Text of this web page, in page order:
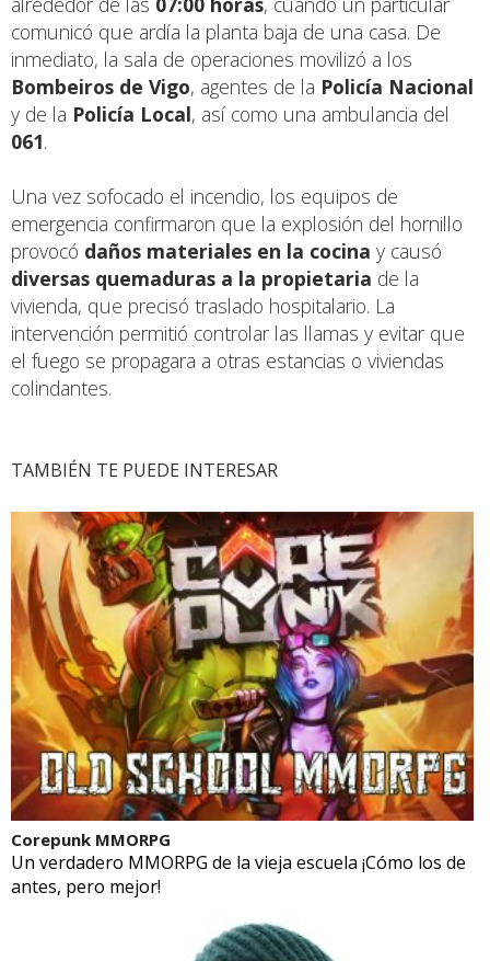
comunicó que ardía la planta baja de una casa. De
inmediato, la sala de operaciones movilizó a los
Bombeiros de Vigo, agentes de la Policía Nacional
y de la Policía Local, así como una ambulancia del
061.
Una vez sofocado el incendio, los equipos de
emergencia confirmaron que la explosión del hornillo
provocó daños materiales en la cocina y causó
diversas quemaduras a la propietaria de la
vivienda, que precisó traslado hospitalario. La
intervención permitió controlar las llamas y evitar que
el fuego se propagara a otras estancias o viviendas
colindantes.
TAMBIÉN TE PUEDE INTERESAR
Corepunk MMORPG
Un verdadero MMORPG de la vieja escuela ¡Cómo los de
antes, pero mejor!